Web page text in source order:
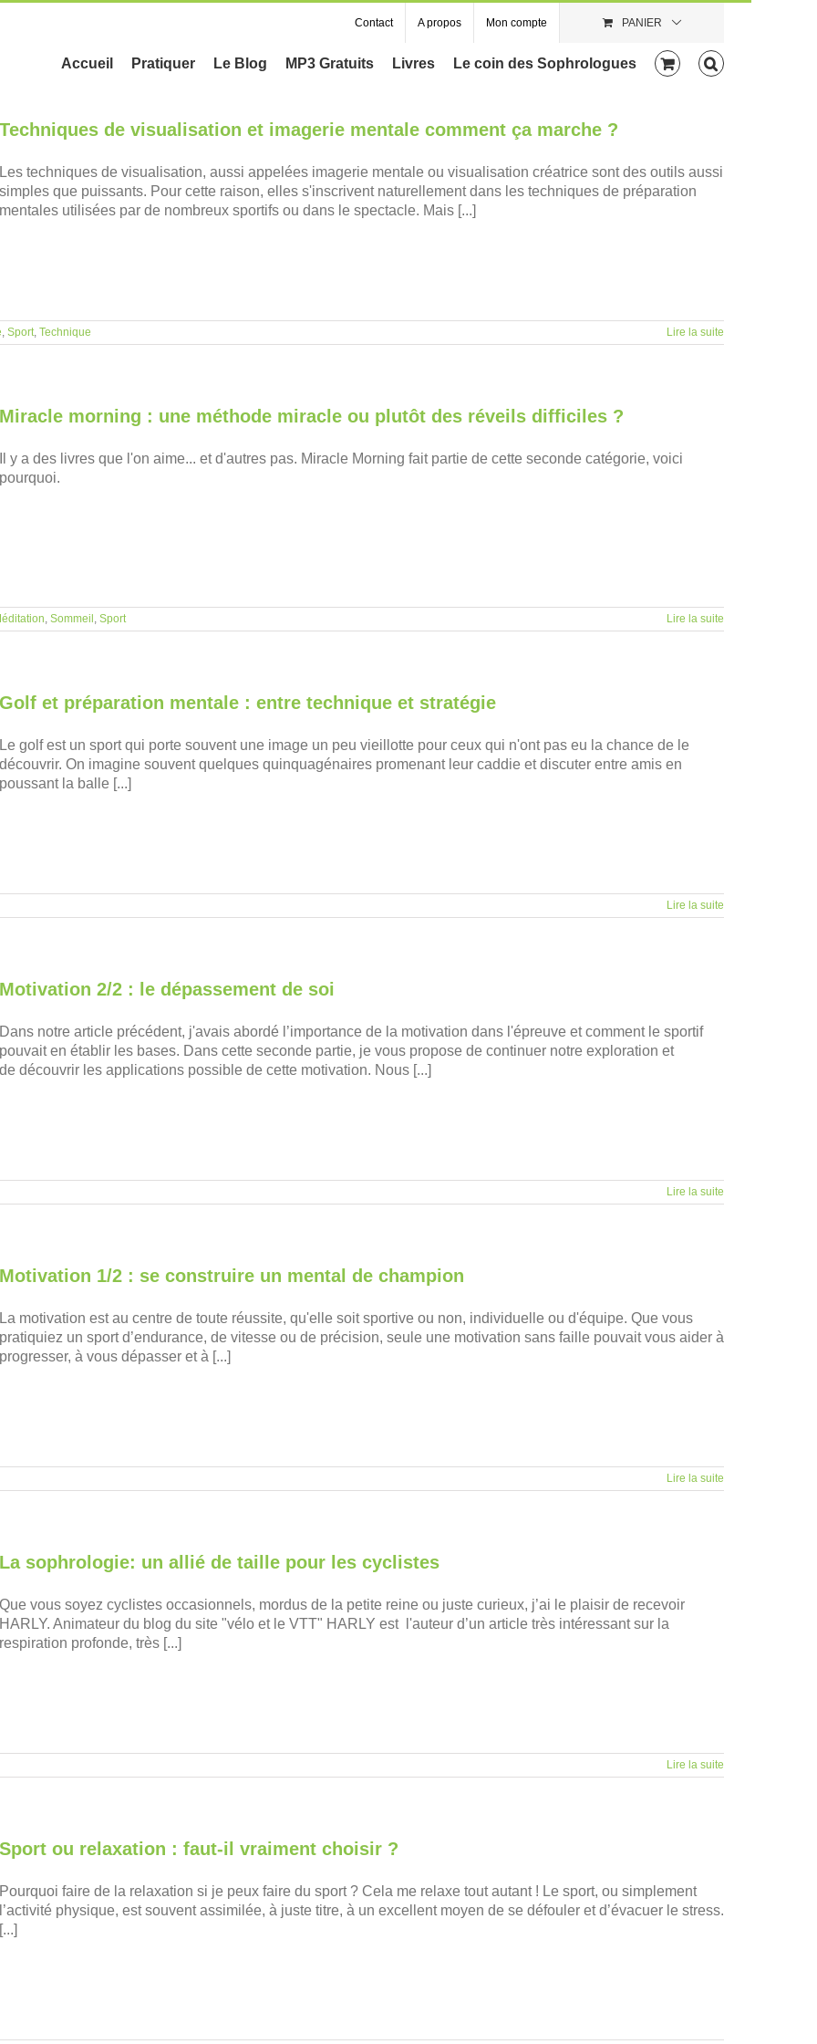
Contact A propos Mon compte PANIER
Accueil Pratiquer Le Blog MP3 Gratuits Livres Le coin des Sophrologues
Techniques de visualisation et imagerie mentale comment ça marche ?
Les techniques de visualisation, aussi appelées imagerie mentale ou visualisation créatrice sont des outils aussi
simples que puissants. Pour cette raison, elles s'inscrivent naturellement dans les techniques de préparation
mentales utilisées par de nombreux sportifs ou dans le spectacle. Mais [...]
, Sport, Technique Lire la suite
Miracle morning : une méthode miracle ou plutôt des réveils difficiles ?
Il y a des livres que l'on aime... et d'autres pas. Miracle Morning fait partie de cette seconde catégorie, voici
pourquoi.
, Sommeil , Sport Lire la suite
Golf et préparation mentale : entre technique et stratégie
Le golf est un sport qui porte souvent une image un peu vieillotte pour ceux qui n'ont pas eu la chance de le
découvrir. On imagine souvent quelques quinquagénaires promenant leur caddie et discuter entre amis en
poussant la balle [...]
Lire la suite
Motivation 2/2 : le dépassement de soi
Dans notre article précédent, j'avais abordé l’importance de la motivation dans l'épreuve et comment le sportif
pouvait en établir les bases. Dans cette seconde partie, je vous propose de continuer notre exploration et
de découvrir les applications possible de cette motivation. Nous [...]
Lire la suite
Motivation 1/2 : se construire un mental de champion
La motivation est au centre de toute réussite, qu'elle soit sportive ou non, individuelle ou d'équipe. Que vous
pratiquiez un sport d’endurance, de vitesse ou de précision, seule une motivation sans faille pouvait vous aider à
progresser, à vous dépasser et à [...]
Lire la suite
La sophrologie: un allié de taille pour les cyclistes
Que vous soyez cyclistes occasionnels, mordus de la petite reine ou juste curieux, j’ai le plaisir de recevoir
HARLY. Animateur du blog du site "vélo et le VTT" HARLY est l'auteur d’un article très intéressant sur la
respiration profonde, très [...]
Lire la suite
Sport ou relaxation : faut-il vraiment choisir ?
Pourquoi faire de la relaxation si je peux faire du sport ? Cela me relaxe tout autant ! Le sport, ou simplement
l’activité physique, est souvent assimilée, à juste titre, à un excellent moyen de se défouler et d’évacuer le stress.
[...]